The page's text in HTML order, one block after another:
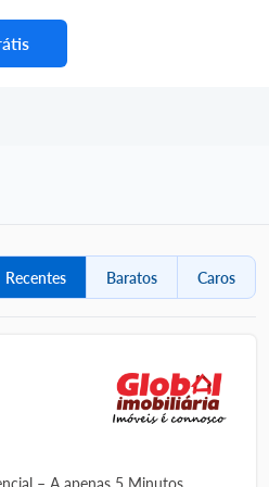
Recentes Baratos Caros
– A apenas 5 Minutos